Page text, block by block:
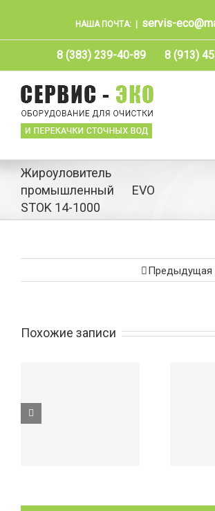
НАША ПОЧТА: servis-
8 (383) 239-40-89 8 (913)
Жироуловитель
промышленный EVO
STOK 14-1000
Предыдущая
Похожие записи